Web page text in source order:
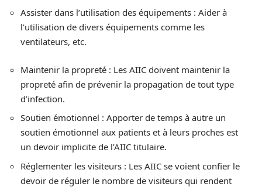
Assister dans l’utilisation des équipements : Aider à
l’utilisation de divers équipements comme les
ventilateurs, etc.
Maintenir la propreté : Les AIIC doivent maintenir la
propreté afin de prévenir la propagation de tout type
d’infection.
Soutien émotionnel : Apporter de temps à autre un
soutien émotionnel aux patients et à leurs proches est
un devoir implicite de l’AIIC titulaire.
Réglementer les visiteurs : Les AIIC se voient confier le
devoir de réguler le nombre de visiteurs qui rendent